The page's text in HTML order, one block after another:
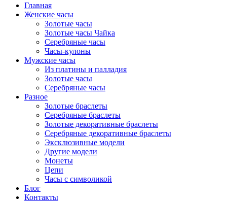
Главная
Женские часы
Золотые часы
Золотые часы Чайка
Серебряные часы
Часы-кулоны
Мужские часы
Из платины и палладия
Золотые часы
Серебряные часы
Разное
Золотые браслеты
Серебряные браслеты
Золотые декоративные браслеты
Серебряные декоративные браслеты
Эксклюзивные модели
Другие модели
Монеты
Цепи
Часы с символикой
Блог
Контакты